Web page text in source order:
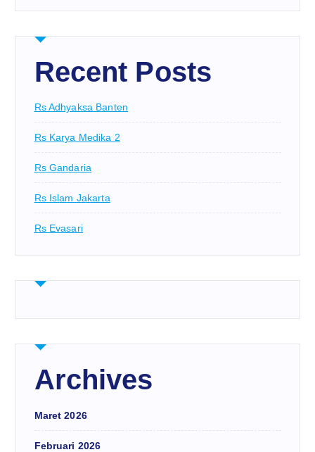
Recent Posts
Rs Adhyaksa Banten
Rs Karya Medika 2
Rs Gandaria
Rs Islam Jakarta
Rs Evasari
Archives
Maret 2026
Februari 2026